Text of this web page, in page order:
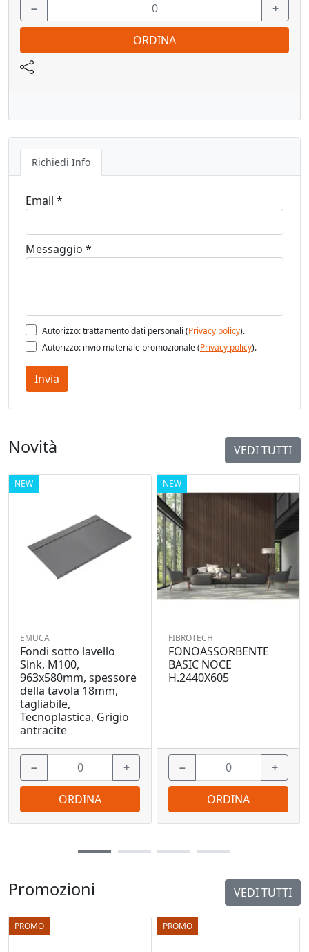
− +
ORDINA
Richiedi Info
Email *
Messaggio *
Autorizzo: trattamento dati personali (Privacy policy).
Autorizzo: invio materiale promozionale (Privacy policy).
Invia
Promozioni VEDI TUTTI
PROMO PROMO
Novità VEDI TUTTI
NEW
EMUCA
Fondi sotto lavello
Sink, M100,
963x580mm, spessore
della tavola 18mm,
tagliabile,
Tecnoplastica, Grigio
antracite
− +
ORDINA
NEW
FIBROTECH
FONOASSORBENTE
BASIC NOCE
H.2440X605
− +
ORDINA